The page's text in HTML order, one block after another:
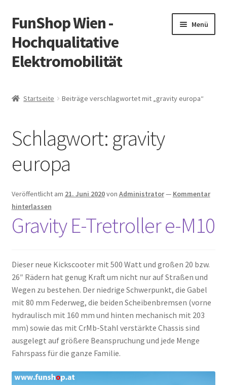
Zur
Navigation
springen
Zum
Inhalt
springen
FunShop Wien -
Hochqualitative
Elektromobilität
Menü
öffnen
Vorsicht Internetbetrug
Über FunShop
Impressum
Zum Onlineshop in der Web Version
Startseite Beiträge verschlagwortet mit „gravity europa“
Schlagwort: gravity
europa
Veröffentlicht am 21. Juni 2020von Administrator— Kommentar
hinterlassen
Gravity E-Tretroller e-M10
Dieser neue Kickscooter mit 500 Watt und großen 20 bzw.
26″ Rädern hat genug Kraft um nicht nur auf Straßen und
Wegen zu bestehen. Der niedrige Schwerpunkt, die Gabel
mit 80 mm Federweg, die beiden Scheibenbremsen (vorne
hydraulisch mit 160 mm und hinten mechanisch mit 203
mm) sowie das mit CrMb-Stahl verstärkte Chassis sind
ausgelegt auf größere Beanspruchung und jede Menge
Fahrspass für die ganze Familie.